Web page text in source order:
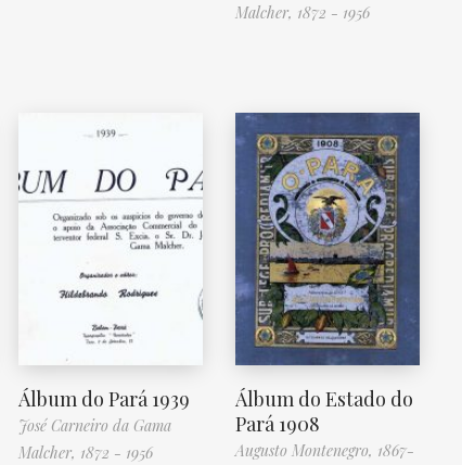
Malcher, 1872 - 1956
Álbum do Pará 1939
José Carneiro da Gama
Malcher, 1872 - 1956
Álbum do Estado do
Pará 1908
Augusto Montenegro, 1867-